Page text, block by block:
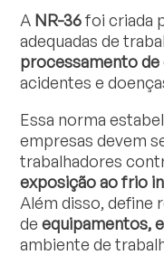
A NR-36foi criada
adequadas de
processamento de
acidentes e
Essa norma
empresas devem
trabalhadores
exposição ao frio
Além disso, define
deequipamentos,
ambiente de